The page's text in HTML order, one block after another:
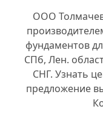
ООО
фундаментов
СПб, Лен.
СНГ. Узнать
предложение